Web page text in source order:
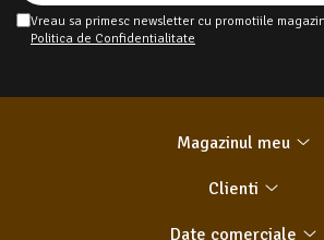
Vreau sa primesc newsletter cu promotiile
Politica de Confidentialitate
Magazinul meu
Clienti
Date comerciale